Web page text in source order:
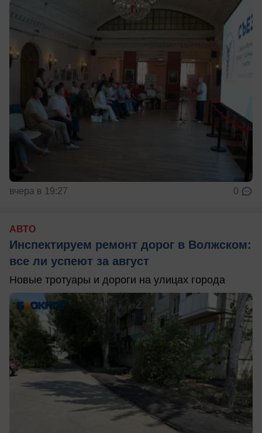
вчера в 19:27 0
АВТО
Инспектируем ремонт дорог в Волжском:
все ли успеют за август
Новые тротуары и дороги на улицах города